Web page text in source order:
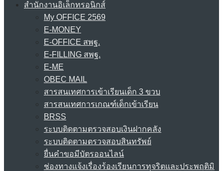
สำนักงานอิเล็กทรอนิกส์
My OFFICE 2569
E-MONEY
E-OFFICE สพฐ.
E-FILLING สพฐ.
E-ME
OBEC MAIL
สารสนเทศการเข้าเรียนเด็ก 3 ขวบ
สารสนเทศการเกณฑ์เด็กเข้าเรียน
BRSS
ระบบติดตามตรวจสอบเงินฝากคลัง
ระบบติดตามตรวจสอบสินทรัพย์
ยื่นคำขอมีบัตรออนไลน์
ช่องทางแจ้งเรื่องร้องเรียนการทุจริตและประพฤติมิ